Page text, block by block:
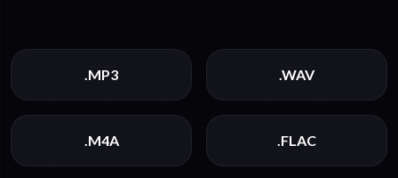
.MP3 .WAV
.M4A .FLAC